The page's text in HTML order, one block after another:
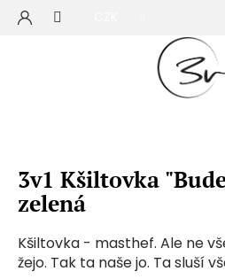
Přejít
3v1 Kšiltovka
zelená
Kšiltovka - masthef. Ale ne
žejo. Tak ta naše jo. Ta sluší